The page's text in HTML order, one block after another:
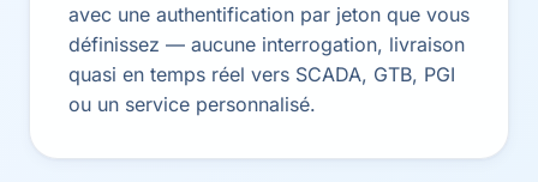
avec une authentification par jeton que vous
définissez — aucune interrogation, livraison
quasi en temps réel vers SCADA, GTB, PGI
ou un service personnalisé.